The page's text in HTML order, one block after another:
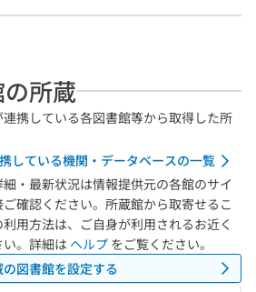
所蔵
携している各図書館等から取得した所
している機関・データベースの一覧
・最新状況は情報提供元の各館のサイ
確認ください。所蔵館から取寄せるこ
用方法は、ご自身が利用されるお近く
。詳細は ヘルプ をご覧ください。
図書館を設定する